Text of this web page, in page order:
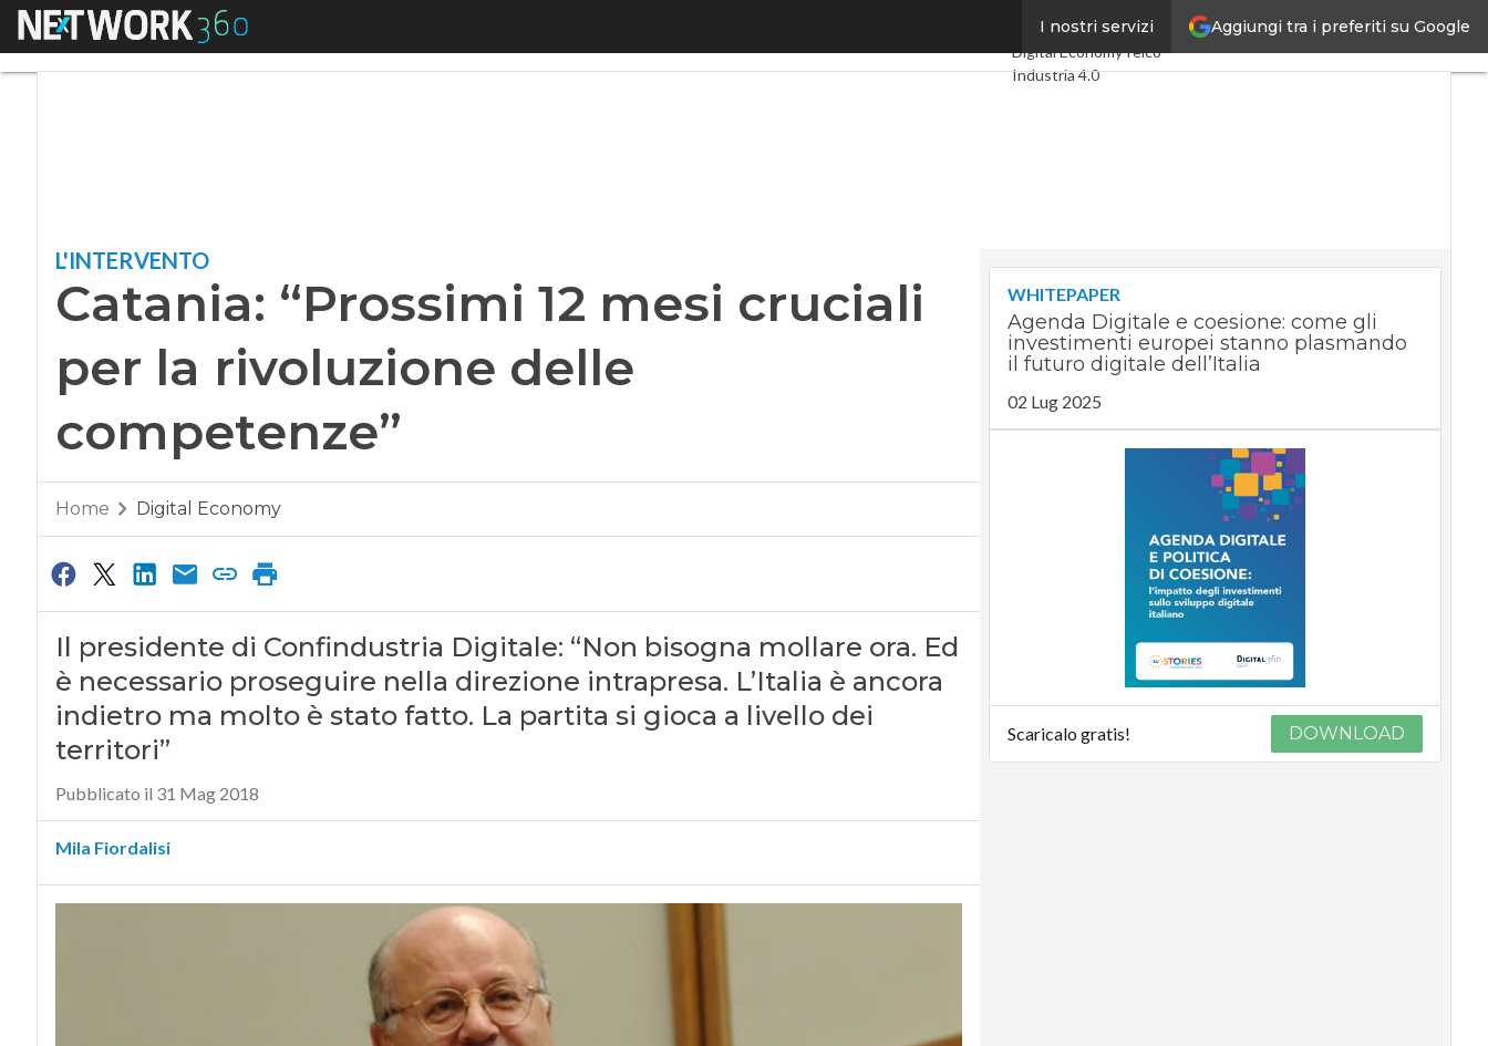
Aggiungi tra i preferiti su Google
I nostri servizi
Menu
Ultimi articoli
Digital EconomyTelco
Industria 4.0
L'INTERVENTO
Catania: “Prossimi 12 mesi cruciali
per la rivoluzione delle
competenze”
Home Digital Economy
Il presidente di Confindustria Digitale: “Non bisogna mollare ora. Ed
è necessario proseguire nella direzione intrapresa. L’Italia è ancora
indietro ma molto è stato fatto. La partita si gioca a livello dei
territori”
Pubblicato il 31 Mag 2018
Mila Fiordalisi
WHITEPAPER
Agenda Digitale e coesione: come gli
investimenti europei stanno plasmando
il futuro digitale dell’Italia
02 Lug 2025
Scaricalo gratis! DOWNLOAD